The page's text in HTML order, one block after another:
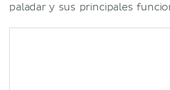
paladar y sus principales